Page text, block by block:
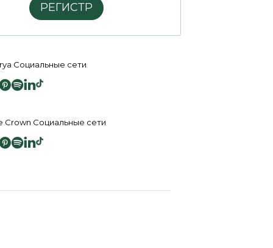
РЕГИСТР
Социальные сети
Crown Социальные сети